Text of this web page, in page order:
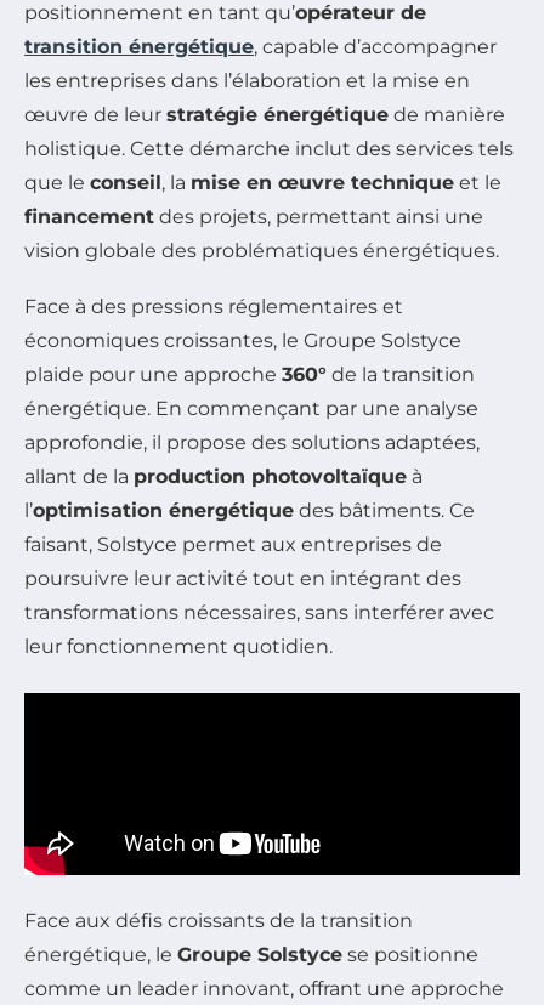
positionnement en tant qu’opérateur de
transition énergétique, capable d’accompagner
les entreprises dans l’élaboration et la mise en
œuvre de leur stratégie énergétique de manière
holistique. Cette démarche inclut des services tels
que le conseil , la mise en œuvre technique et le
financement des projets, permettant ainsi une
vision globale des problématiques énergétiques.
Face à des pressions réglementaires et
économiques croissantes, le Groupe Solstyce
plaide pour une approche 360° de la transition
énergétique. En commençant par une analyse
approfondie, il propose des solutions adaptées,
allant de la production photovoltaïque à
l’optimisation énergétique des bâtiments. Ce
faisant, Solstyce permet aux entreprises de
poursuivre leur activité tout en intégrant des
transformations nécessaires, sans interférer avec
leur fonctionnement quotidien.
Face aux défis croissants de la transition
énergétique, le Groupe Solstyce se positionne
comme un leader innovant, offrant une approche